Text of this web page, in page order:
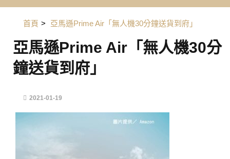
首頁 > 亞馬遜Prime Air「無人機30分鐘送貨到府」
亞馬遜Prime Air「無人機30分
鐘送貨到府」
2021-01-19